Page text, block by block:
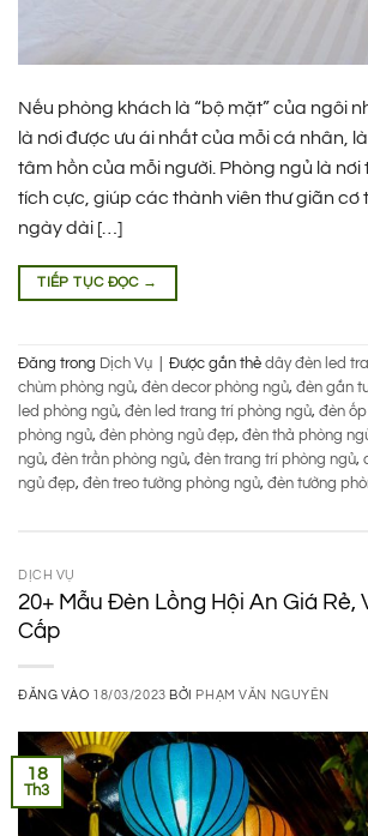
Nếu phòng khách là “bộ mặt” của ngôi
là nơi được ưu ái nhất của mỗi cá nhân,
tâm hồn của mỗi người. Phòng ngủ là
tích cực, giúp các thành viên thư giãn cơ
ngày dài […]
TIẾP TỤC ĐỌC →
Đăng trong Dịch Vụ Được gắn thẻ dây đèn led
chùm phòng ngủ, đèn decor phòng ngủ, đèn gắn
led phòng ngủ, đèn led trang trí phòng ngủ, đèn
phòng ngủ, đèn phòng ngủ đẹp, đèn thả phòng
ngủ, đèn trần phòng ngủ, đèn trang trí phòng ngủ,
ngủ đẹp, đèn treo tường phòng ngủ, đèn tường
DỊCH VỤ
20+ Mẫu Đèn Lồng Hội An Giá Rẻ,
Cấp
ĐĂNG VÀO 18/03/2023 BỞI PHẠM VĂN NGUYÊN
18
Th3